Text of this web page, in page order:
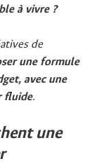
à vivre ?
de
une formule
avec une
fluide.
une